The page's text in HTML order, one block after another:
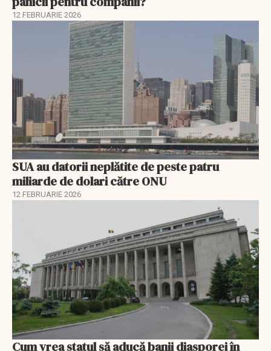
12 FEBRUARIE 2026
SUA au datorii neplătite de peste patru
miliarde de dolari către ONU
12 FEBRUARIE 2026
Cum vrea statul să aducă banii diasporei în